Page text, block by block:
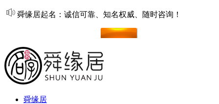
舜缘居起名：诚信可靠、知名权威、随时咨询！
舜缘居